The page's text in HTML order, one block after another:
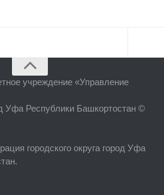
учреждение «Управление
Уфа Республики Башкортостан ©
городского округа город Уфа